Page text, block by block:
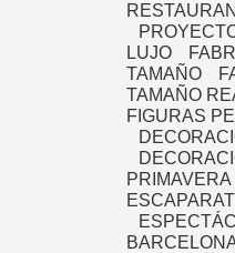
LUJO
TAMAÑO
TAMAÑO
FIGURAS
PRIMAVERA